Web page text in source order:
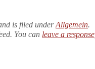
is filed underAllgemein.
You can leave a response